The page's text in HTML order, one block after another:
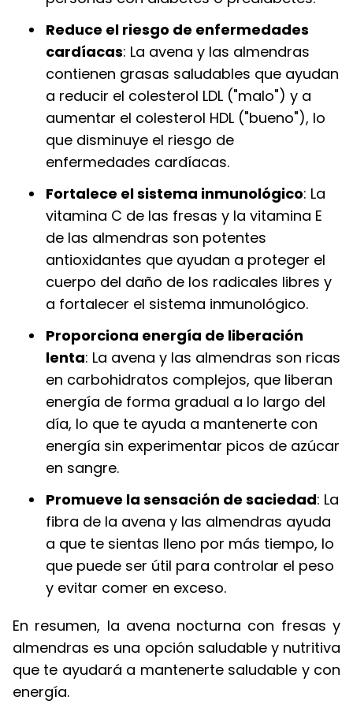
Reduce el riesgo de enfermedades
cardíacas: La avena y las almendras
contienen grasas saludables que ayudan
a reducir el colesterol LDL ("malo") y a
aumentar el colesterol HDL ("bueno"), lo
que disminuye el riesgo de
enfermedades cardíacas.
Fortalece el sistema inmunológico: La
vitamina C de las fresas y la vitamina E
de las almendras son potentes
antioxidantes que ayudan a proteger el
cuerpo del daño de los radicales libres y
a fortalecer el sistema inmunológico.
Proporciona energía de liberación
lenta: La avena y las almendras son ricas
en carbohidratos complejos, que liberan
energía de forma gradual a lo largo del
día, lo que te ayuda a mantenerte con
energía sin experimentar picos de azúcar
en sangre.
Promueve la sensación de saciedad: La
fibra de la avena y las almendras ayuda
a que te sientas lleno por más tiempo, lo
que puede ser útil para controlar el peso
y evitar comer en exceso.
En resumen, la avena nocturna con fresas y
almendras es una opción saludable y nutritiva
que te ayudará a mantenerte saludable y con
energía.